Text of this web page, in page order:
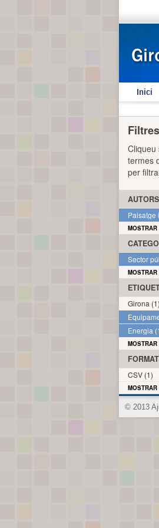
Inici
Filtres
Cliqueu
termes
per
AUTORS
Paisatge
Sector
Girona (1)
Energia
CSV (1)
© 2013